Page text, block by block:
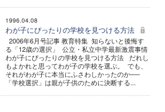
1996.04.08
わが子にぴったりの学校を見つける方法
2006年6月号記事 教育特集 知らないと後悔す
る「12歳の選択」 公立・私立中学最新激震事情
わが子にぴったりの学校を見つける方法 だれし
もよかれと思ってわが子の学校を選ぶ。 でも、
それがわが子に本当にふさわしかったのか──
「学校選択」は親が子供のために決断する...